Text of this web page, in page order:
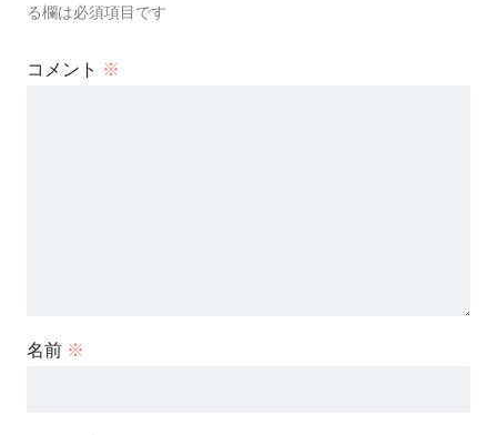
る欄は必須項目です
コメント ※
名前 ※